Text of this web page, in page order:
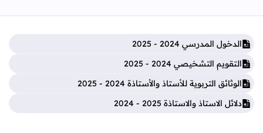
الدخول المدرسي 2024 - 2025
التقويم التشخيصي 2024 - 2025
الوثائق التربوية للأستاذ والأستاذة 2024 - 2025
دلائل الاستاذ والاستاذة 2025 - 2024